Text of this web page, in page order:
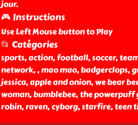
jour.
🎮 Instructions
Use Left Mouse button to Play
📂 Catégories
sports, action, football, soccer,
network, , mao mao, badgerclops,
jessica, apple and onion, we bear
woman, bumblebee, the
robin, raven, cyborg, starfire, teen